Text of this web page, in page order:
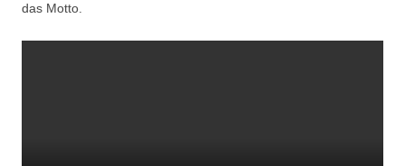
das Motto.